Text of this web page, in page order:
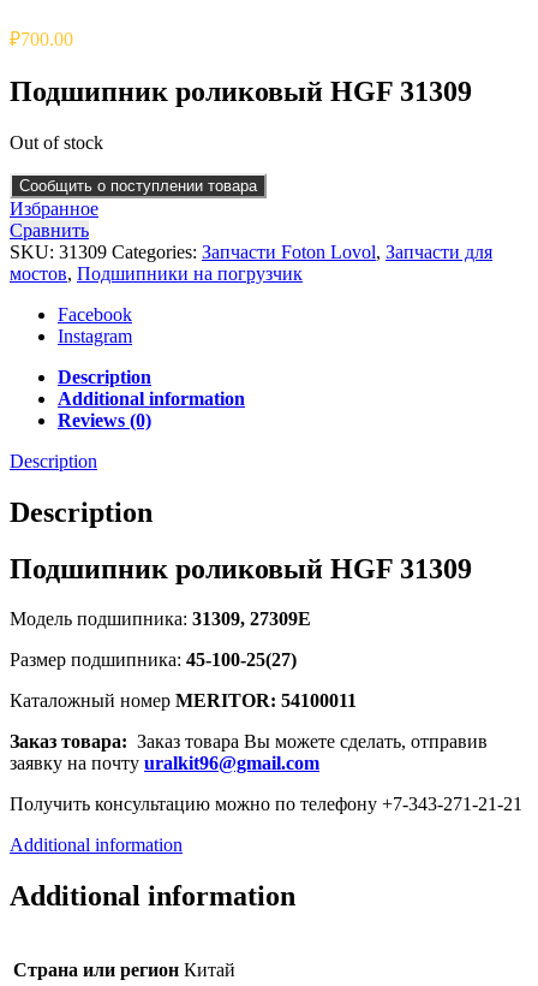
₽700.00
Подшипник роликовый HGF 31309
Out of stock
Сообщить о поступлении товара
Избранное
Сравнить
SKU: 31309 Categories: Запчасти Foton Lovol, Запчасти для
мостов, Подшипники на погрузчик
Facebook
Instagram
Description
Additional information
Reviews (0)
Description
Description
Подшипник роликовый HGF 31309
Модель подшипника: 31309, 27309E
Размер подшипника: 45-100-25(27)
Каталожный номер MERITOR: 54100011
Заказ товара: Заказ товара Вы можете сделать, отправив
заявку на почту uralkit96@gmail.com
Получить консультацию можно по телефону +7-343-271-21-21
Additional information
Additional information
Страна или регион Китай